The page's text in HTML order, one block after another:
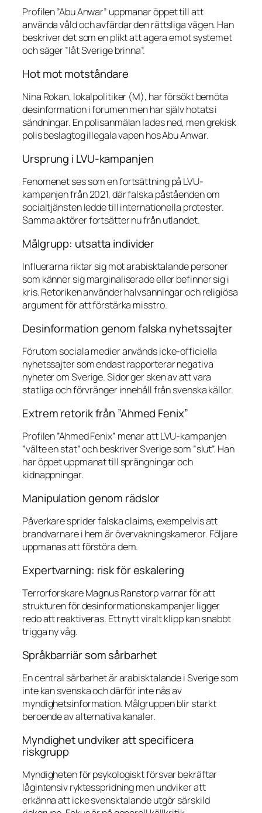
Profilen ”Abu Anwar” uppmanar öppet till att
använda våld och avfärdar den rättsliga vägen. Han
beskriver det som en plikt att agera emot systemet
och säger ”låt Sverige brinna”.
Hot mot motståndare
Nina Rokan, lokalpolitiker (M), har försökt bemöta
desinformation i forumen men har själv hotats i
sändningar. En polisanmälan lades ned, men grekisk
polis beslagtog illegala vapen hos Abu Anwar.
Ursprung i LVU-kampanjen
Fenomenet ses som en fortsättning på LVU-
kampanjen från 2021, där falska påståenden om
socialtjänsten ledde till internationella protester.
Samma aktörer fortsätter nu från utlandet.
Målgrupp: utsatta individer
Influerarna riktar sig mot arabisktalande personer
som känner sig marginaliserade eller befinner sig i
kris. Retoriken använder halvsanningar och religiösa
argument för att förstärka misstro.
Desinformation genom falska nyhetssajter
Förutom sociala medier används icke-officiella
nyhetssajter som endast rapporterar negativa
nyheter om Sverige. Sidor ger sken av att vara
statliga och förvränger innehåll från svenska källor.
Extrem retorik från ”Ahmed Fenix”
Profilen ”Ahmed Fenix” menar att LVU-kampanjen
”välte en stat” och beskriver Sverige som ”slut”. Han
har öppet uppmanat till sprängningar och
kidnappningar.
Manipulation genom rädslor
Påverkare sprider falska claims, exempelvis att
brandvarnare i hem är övervakningskameror. Följare
uppmanas att förstöra dem.
Expertvarning: risk för eskalering
Terrorforskare Magnus Ranstorp varnar för att
strukturen för desinformationskampanjer ligger
redo att reaktiveras. Ett nytt viralt klipp kan snabbt
trigga ny våg.
Språkbarriär som sårbarhet
En central sårbarhet är arabisktalande i Sverige som
inte kan svenska och därför inte nås av
myndighetsinformation. Målgruppen blir starkt
beroende av alternativa kanaler.
Myndighet undviker att specificera
riskgrupp
Myndigheten för psykologiskt försvar bekräftar
lågintensiv ryktesspridning men undviker att
erkänna att icke svensktalande utgör särskild